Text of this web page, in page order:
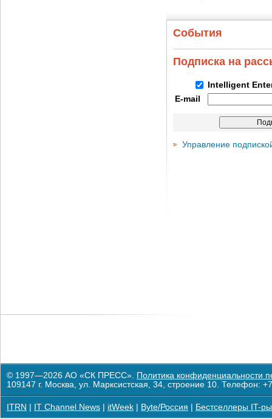
События
Подписка на
Intelligent
E-mail
Управление
© 1997—2026 АО «СК ПРЕСС». Политика конфиденциальности
109147 г. Москва, ул. Марксистская, 34, строение 10. Телефон:
ITRN IT Channel News itWeek Byte/Россия Бестселлеры IT-